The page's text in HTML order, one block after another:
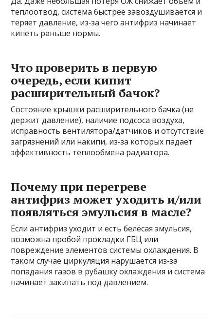
теплоотвод, система быстрее завоздушивается и
теряет давление, из‑за чего антифриз начинает
кипеть раньше нормы.
Что проверить в первую
очередь, если кипит
расширительный бачок?
Состояние крышки расширительного бачка (не
держит давление), наличие подсоса воздуха,
исправность вентилятора/датчиков и отсутствие
загрязнений или накипи, из‑за которых падает
эффективность теплообмена радиатора.
Почему при перегреве
антифриз может уходить и/или
появляться эмульсия в масле?
Если антифриз уходит и есть белёсая эмульсия,
возможна пробой прокладки ГБЦ или
повреждение элементов системы охлаждения. В
таком случае циркуляция нарушается из‑за
попадания газов в рубашку охлаждения и система
начинает закипать под давлением.